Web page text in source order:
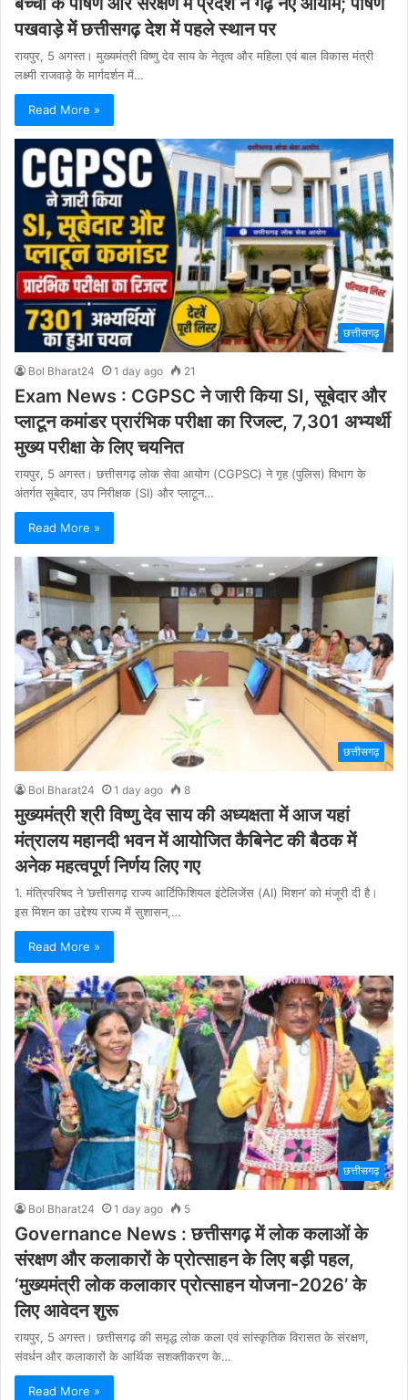
पखवाड़े में छत्तीसगढ़ देश में पहले स्थान पर
रायपुर, 5 अगस्त। मुख्यमंत्री विष्णु देव साय के नेतृत्व और महिला एवं बाल विकास मंत्री
लक्ष्मी राजवाड़े के मार्गदर्शन में…
Read More »
छत्तीसगढ़
Bol Bharat24 1 day ago 21
Exam News : CGPSC ने जारी किया SI, सूबेदार और
प्लाटून कमांडर प्रारंभिक परीक्षा का रिजल्ट, 7,301 अभ्यर्थी
मुख्य परीक्षा के लिए चयनित
रायपुर, 5 अगस्त। छत्तीसगढ़ लोक सेवा आयोग (CGPSC) ने गृह (पुलिस) विभाग के
अंतर्गत सूबेदार, उप निरीक्षक (SI) और प्लाटून…
Read More »
छत्तीसगढ़
Bol Bharat24 1 day ago 8
मुख्यमंत्री श्री विष्णु देव साय की अध्यक्षता में आज यहां
मंत्रालय महानदी भवन में आयोजित कैबिनेट की बैठक में
अनेक महत्वपूर्ण निर्णय लिए गए
1. मंत्रिपरिषद ने ’छत्तीसगढ़ राज्य आर्टिफिशियल इंटेलिजेंस (AI) मिशन’ को मंजूरी दी है।
इस मिशन का उद्देश्य राज्य में सुशासन,…
Read More »
छत्तीसगढ़
Bol Bharat24 1 day ago 5
Governance News : छत्तीसगढ़ में लोक कलाओं के
संरक्षण और कलाकारों के प्रोत्साहन के लिए बड़ी पहल,
‘मुख्यमंत्री लोक कलाकार प्रोत्साहन योजना-2026’ के
लिए आवेदन शुरू
रायपुर, 5 अगस्त। छत्तीसगढ़ की समृद्ध लोक कला एवं सांस्कृतिक विरासत के संरक्षण,
संवर्धन और कलाकारों के आर्थिक सशक्तीकरण के…
Read More »